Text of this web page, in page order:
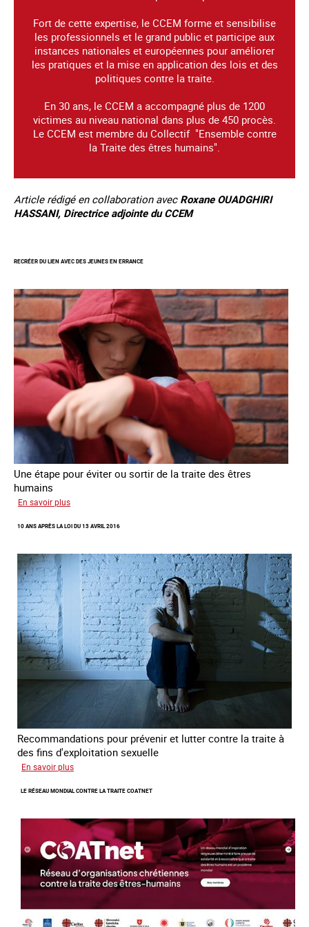
Fort de cette expertise, le CCEM forme et sensibilise
les professionnels et le grand public et participe aux
instances nationales et européennes pour améliorer
les pratiques et la mise en application des lois et des
politiques contre la traite.
En 30 ans, le CCEM a accompagné plus de 1200
victimes au niveau national dans plus de 450 procès.
Le CCEM est membre du Collectif "Ensemble contre
la Traite des êtres humains".
Article rédigé en collaboration avec Roxane OUADGHIRI
HASSANI, Directrice adjointe du CCEM
RECRÉER DU LIEN AVEC DES JEUNES EN ERRANCE
Une étape pour éviter ou sortir de la traite des êtres
humains
En savoir plus
du
avec
des
jeunes
errance
10 ANS APRÈS LA LOI DU 13 AVRIL 2016
Recommandations pour prévenir et lutter contre la traite à
des fins d'exploitation sexuelle
En savoir plus
ans
la
du
13
avril
2016
LE RÉSEAU MONDIAL CONTRE LA TRAITE COATNET